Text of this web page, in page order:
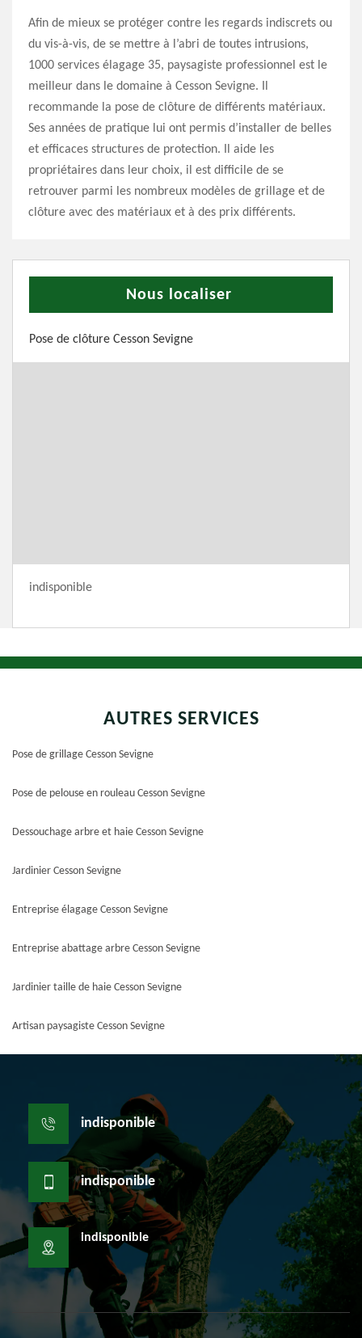
Afin de mieux se protéger contre les regards indiscrets ou
du vis-à-vis, de se mettre à l’abri de toutes intrusions,
1000 services élagage 35, paysagiste professionnel est le
meilleur dans le domaine à Cesson Sevigne. Il
recommande la pose de clôture de différents matériaux.
Ses années de pratique lui ont permis d’installer de belles
et efficaces structures de protection. Il aide les
propriétaires dans leur choix, il est difficile de se
retrouver parmi les nombreux modèles de grillage et de
clôture avec des matériaux et à des prix différents.
Nous localiser
Pose de clôture Cesson Sevigne
indisponible
AUTRES SERVICES
Pose de grillage Cesson Sevigne
Pose de pelouse en rouleau Cesson Sevigne
Dessouchage arbre et haie Cesson Sevigne
Jardinier Cesson Sevigne
Entreprise élagage Cesson Sevigne
Entreprise abattage arbre Cesson Sevigne
Jardinier taille de haie Cesson Sevigne
Artisan paysagiste Cesson Sevigne
indisponible
indisponible
indisponible